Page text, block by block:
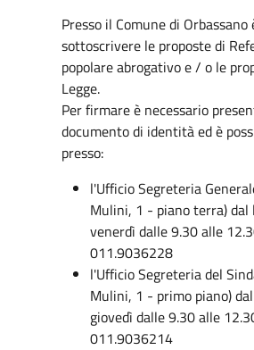
Presso il Comune di Orbassano
sottoscrivere le proposte di
popolare abrogativo e / o le
Legge.
Per firmare è necessario
documento di identità ed è
presso:
l'Ufficio Segreteria
Mulini, 1 - piano terra) dal
venerdì dalle 9.30 alle
011.9036228
l'Ufficio Segreteria del
Mulini, 1 - primo piano)
giovedì dalle 9.30 alle
011.9036214